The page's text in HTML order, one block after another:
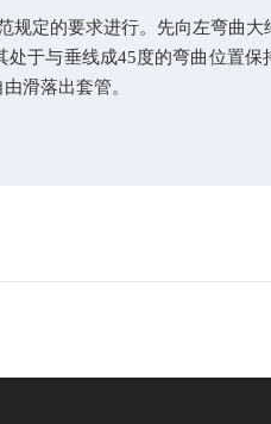
定的要求进行。先向左弯曲大
处于与垂线成45度的弯曲位置保
滑落出套管。